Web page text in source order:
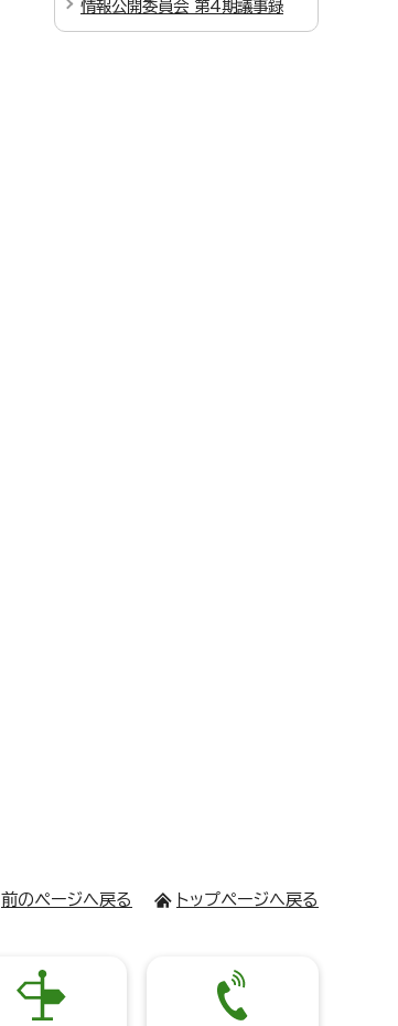
情報公開委員会 第4期議事録
前のページへ戻る トップページへ戻る